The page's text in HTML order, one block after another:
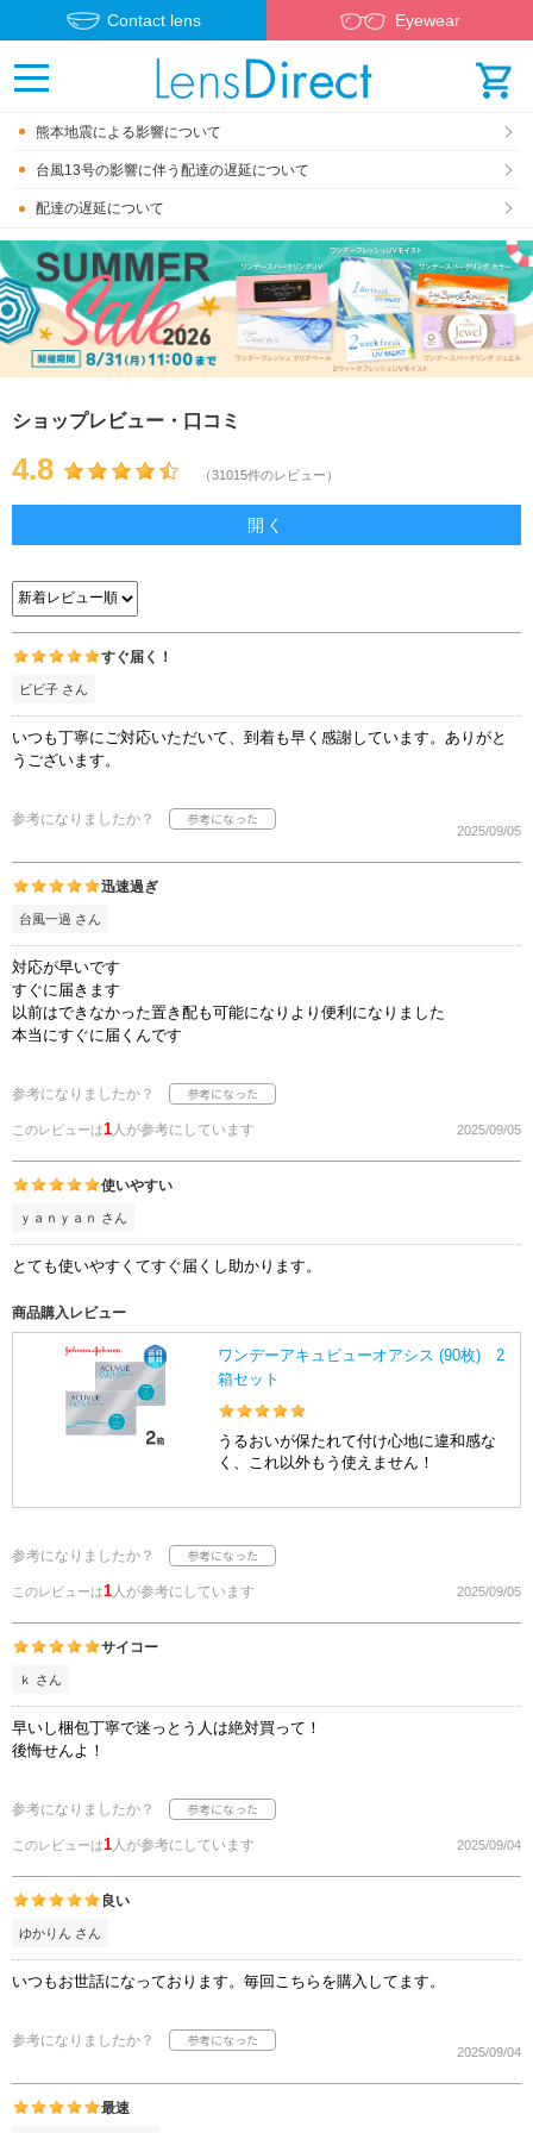
Contact lens Eyewear
熊本地震による影響について
台風13号の影響に伴う配達の遅延について
配達の遅延について
ショップレビュー・口コミ
4.8 （31015件のレビュー）
開く
すぐ届く！
ビビ子 さん
いつも丁寧にご対応いただいて、到着も早く感謝しています。ありがと
うございます。
参考になりましたか？
2025/09/05
迅速過ぎ
台風一過 さん
対応が早いです
すぐに届きます
以前はできなかった置き配も可能になりより便利になりました
本当にすぐに届くんです
参考になりましたか？
このレビューは1 人が参考にしています 2025/09/05
使いやすい
ｙａｎｙａｎ さん
とても使いやすくてすぐ届くし助かります。
商品購入レビュー
ワンデーアキュビューオアシス (90枚) 2
箱セット
うるおいが保たれて付け心地に違和感な
く、これ以外もう使えません！
参考になりましたか？
このレビューは1 人が参考にしています 2025/09/05
サイコー
ｋ さん
早いし梱包丁寧で迷っとう人は絶対買って！
後悔せんよ！
参考になりましたか？
このレビューは1 人が参考にしています 2025/09/04
良い
ゆかりん さん
いつもお世話になっております。毎回こちらを購入してます。
参考になりましたか？
2025/09/04
最速